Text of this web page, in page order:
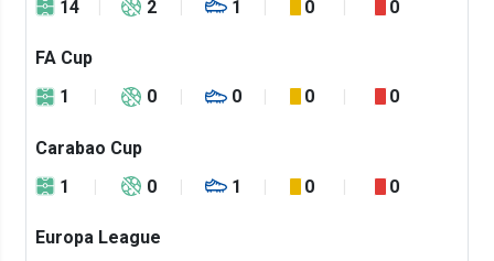
14
2 1 0 0
FA Cup
1
0 0 0 0
Carabao Cup
1
0 1 0 0
Europa League